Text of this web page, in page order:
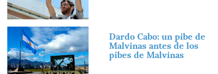
Imagen
Dardo Cabo: un pibe de
Malvinas antes de los
pibes de Malvinas